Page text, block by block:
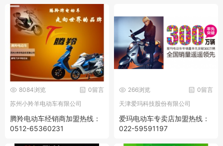
0留言
8084浏览
苏州小羚羊电动车有限公司
腾羚电动车经销商加盟热线：
0512-65360231
0留言
266浏览
天津爱玛科技股份有限公司
爱玛电动车专卖店加盟热线：
022-59591197